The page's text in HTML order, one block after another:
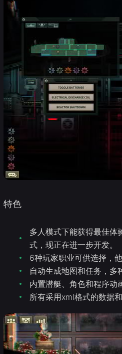
特色
多人模式下能获得最佳体
式，现正在进一步开发。
6种玩家职业可供选择，
自动生成地图和任务，多
内置潜艇、角色和程序动
所有采用xml格式的数据